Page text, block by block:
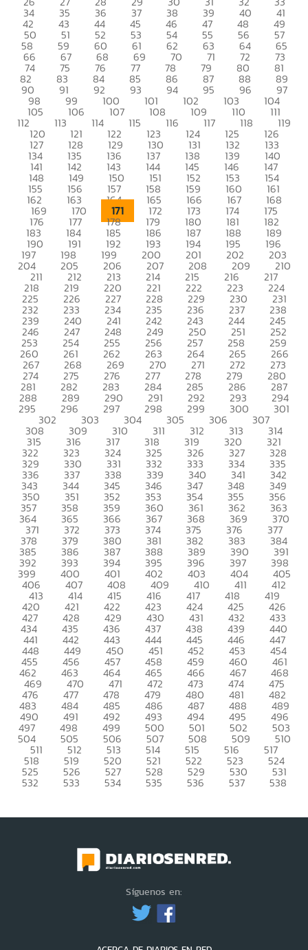
34 35 36 37 38 39 40 41
42 43 44 45 46 47 48 49
50 51 52 53 54 55 56 57
58 59 60 61 62 63 64 65
66 67 68 69 70 71 72 73
74 75 76 77 78 79 80 81
82 83 84 85 86 87 88 89
90 91 92 93 94 95 96 97
98 99 100 101 102 103 104
105 106 107 108 109 110 111
112 113 114 115 116 117 118 119
120 121 122 123 124 125 126
127 128 129 130 131 132 133
134 135 136 137 138 139 140
141 142 143 144 145 146 147
148 149 150 151 152 153 154
155 156 157 158 159 160 161
162 163 164 165 166 167 168
169 170 171 172 173 174 175
176 177 178 179 180 181 182
183 184 185 186 187 188 189
190 191 192 193 194 195 196
197 198 199 200 201 202 203
204 205 206 207 208 209 210
211 212 213 214 215 216 217
218 219 220 221 222 223 224
225 226 227 228 229 230 231
232 233 234 235 236 237 238
239 240 241 242 243 244 245
246 247 248 249 250 251 252
253 254 255 256 257 258 259
260 261 262 263 264 265 266
267 268 269 270 271 272 273
274 275 276 277 278 279 280
281 282 283 284 285 286 287
288 289 290 291 292 293 294
295 296 297 298 299 300 301
302 303 304 305 306 307
308 309 310 311 312 313 314
315 316 317 318 319 320 321
322 323 324 325 326 327 328
329 330 331 332 333 334 335
336 337 338 339 340 341 342
343 344 345 346 347 348 349
350 351 352 353 354 355 356
357 358 359 360 361 362 363
364 365 366 367 368 369 370
371 372 373 374 375 376 377
378 379 380 381 382 383 384
385 386 387 388 389 390 391
392 393 394 395 396 397 398
399 400 401 402 403 404 405
406 407 408 409 410 411 412
413 414 415 416 417 418 419
420 421 422 423 424 425 426
427 428 429 430 431 432 433
434 435 436 437 438 439 440
441 442 443 444 445 446 447
448 449 450 451 452 453 454
455 456 457 458 459 460 461
462 463 464 465 466 467 468
469 470 471 472 473 474 475
476 477 478 479 480 481 482
483 484 485 486 487 488 489
490 491 492 493 494 495 496
497 498 499 500 501 502 503
504 505 506 507 508 509 510
511 512 513 514 515 516 517
518 519 520 521 522 523 524
525 526 527 528 529 530 531
532 533 534 535 536 537 538
Síguenos en: